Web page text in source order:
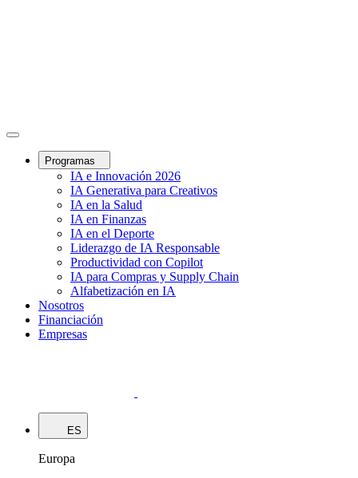
Programas
IA e Innovación 2026
IA Generativa para Creativos
IA en la Salud
IA en Finanzas
IA en el Deporte
Liderazgo de IA Responsable
Productividad con Copilot
IA para Compras y Supply Chain
Alfabetización en IA
Nosotros
Financiación
Empresas
ES
Europa